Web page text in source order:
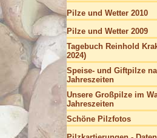
Pilze und Wetter 2010
Pilze und Wetter 2009
Tagebuch Reinhold
2024)
Speise- und Giftpilze
Jahreszeiten
Unsere Großpilze im
Jahreszeiten
Schöne Pilzfotos